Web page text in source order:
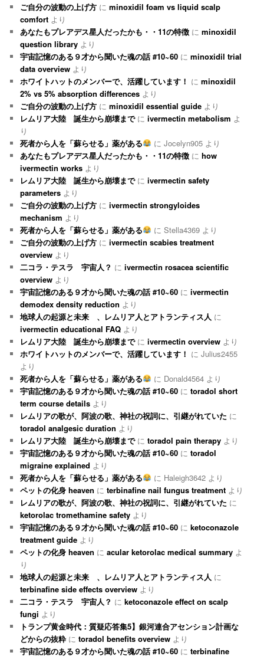
ご自分の波動の上げ方 にminoxidil foam vs liquid scalp
comfort より
あなたもプレアデス星人だったかも・・11の特徴 にminoxidil
question library より
宇宙記憶のある９才から聞いた魂の話 #10~60 にminoxidil trial
data overview より
ホワイトハットのメンバーで、活躍しています！ にminoxidil
2% vs 5% absorption differences より
ご自分の波動の上げ方 にminoxidil essential guide より
レムリア大陸 誕生から崩壊までにivermectin metabolism よ
り
死者から人を「蘇らせる」薬がある
に Jocelyn905より
あなたもプレアデス星人だったかも・・11の特徴 にhow
ivermectin works より
レムリア大陸 誕生から崩壊までにivermectin safety
parameters より
ご自分の波動の上げ方 にivermectin strongyloides
mechanism より
死者から人を「蘇らせる」薬がある
に Stella4369より
ご自分の波動の上げ方 にivermectin scabies treatment
overview より
二コラ・テスラ 宇宙人？ にivermectin rosacea scientific
overview より
宇宙記憶のある９才から聞いた魂の話 #10~60 にivermectin
demodex density reduction より
地球人の起源と未来 、レムリア人とアトランティス人 に
ivermectin educational FAQ より
レムリア大陸 誕生から崩壊までにivermectin overview より
ホワイトハットのメンバーで、活躍しています！ にJulius2455
より
死者から人を「蘇らせる」薬がある
に Donald4564より
宇宙記憶のある９才から聞いた魂の話 #10~60 にtoradol short
term course details より
レムリアの歌が、阿波の歌、神社の祝詞に、引継がれていた に
toradol analgesic duration より
レムリア大陸 誕生から崩壊までにtoradol pain therapy より
宇宙記憶のある９才から聞いた魂の話 #10~60 にtoradol
migraine explained より
死者から人を「蘇らせる」薬がある
に Haleigh3642より
ペットの化身 heaven にterbinafine nail fungus treatment より
レムリアの歌が、阿波の歌、神社の祝詞に、引継がれていた に
ketorolac tromethamine safety より
宇宙記憶のある９才から聞いた魂の話 #10~60 にketoconazole
treatment guide より
ペットの化身 heaven にacular ketorolac medical summary よ
り
地球人の起源と未来 、レムリア人とアトランティス人 に
terbinafine side effects overview より
二コラ・テスラ 宇宙人？ にketoconazole effect on scalp
fungi より
トランプ黄金時代：質疑応答集5】銀河連合アセンション計画な
どからの抜粋 にtoradol benefits overview より
宇宙記憶のある９才から聞いた魂の話 #10~60 にterbinafine